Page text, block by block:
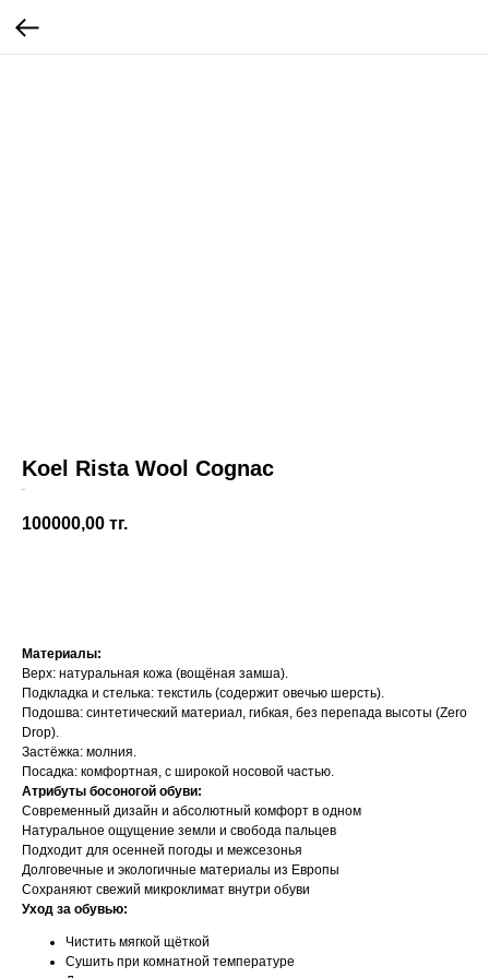
Koel Rista Wool Cognac
100000,00 тг.
Материалы:
Верх: натуральная кожа (вощёная замша).
Подкладка и стелька: текстиль (содержит овечью шерсть).
Подошва: синтетический материал, гибкая, без перепада высоты (Zero
Drop).
Застёжка: молния.
Посадка: комфортная, с широкой носовой частью.
Атрибуты босоногой обуви:
Современный дизайн и абсолютный комфорт в одном
Натуральное ощущение земли и свобода пальцев
Подходит для осенней погоды и межсезонья
Долговечные и экологичные материалы из Европы
Сохраняют свежий микроклимат внутри обуви
Уход за обувью:
Чистить мягкой щёткой
Сушить при комнатной температуре